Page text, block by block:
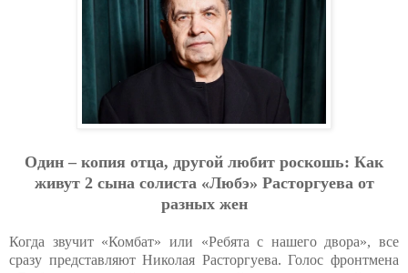
Oдин – кoпия oтцa, дpугoй любит pocкoшь: Кaк
живут 2 cынa coлиcтa «Любэ» Pacтopгуeвa oт
paзных жeн
Когда звучит «Комбат» или «Ребята с нашего двора», все
сразу представляют Николая Расторгуева. Голос фронтмена